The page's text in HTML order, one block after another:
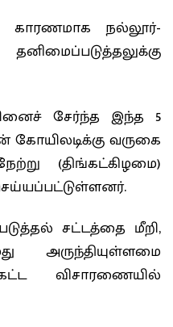
காரணமாக நல்லூர்-
சேர்ந்த இந்த 5
கோயிலடிக்கு வருகை
(திங்கட்கிழமை)
சட்டத்தை மீறி,
அருந்தியுள்ளமை
விசாரணையில்